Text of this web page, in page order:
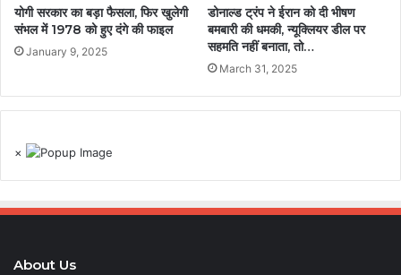
योगी सरकार का बड़ा फैसला, फिर खुलेगी
संभल में 1978 को हुए दंगे की फाइल
January 9, 2025
डोनाल्ड ट्रंप ने ईरान को दी भीषण
बमबारी की धमकी, न्यूक्लियर डील पर
सहमति नहीं बनाता, तो…
March 31, 2025
×
About Us